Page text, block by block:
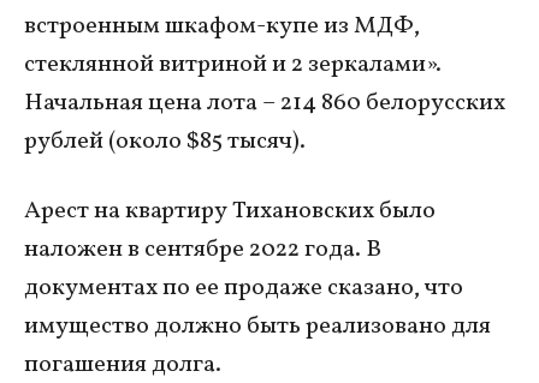
встроенным шкафом-купе из МДФ,
стеклянной витриной и 2 зеркалами».
Начальная цена лота – 214 860 белорусских
рублей (около $85 тысяч).
Арест на квартиру Тихановских было
наложен в сентябре 2022 года. В
документах по ее продаже сказано, что
имущество должно быть реализовано для
погашения долга.